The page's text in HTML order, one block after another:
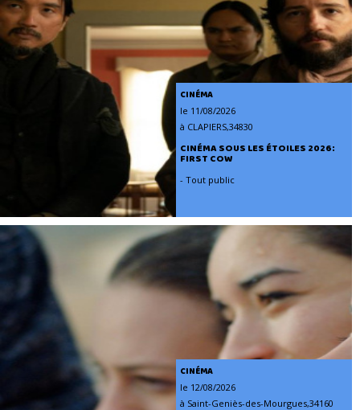
CINÉMA
le 11/08/2026
à CLAPIERS,34830
CINÉMA SOUS LES ÉTOILES 2026:
FIRST COW
- Tout public
CINÉMA
le 12/08/2026
à Saint-Geniès-des-Mourgues,34160